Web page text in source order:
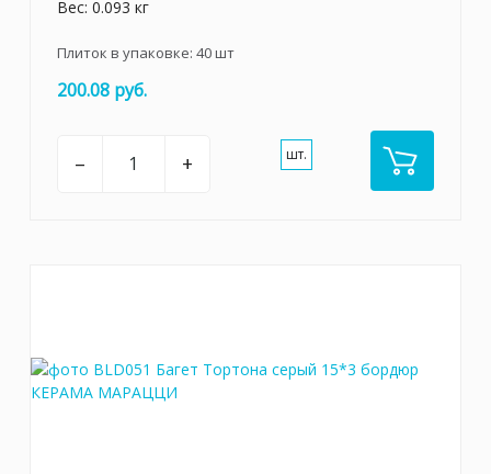
Вес: 0.093 кг
Плиток в упаковке: 40шт
200.08 руб.
– + шт.